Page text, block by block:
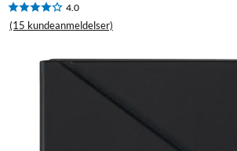
4.0
(15 kundeanmeldelser)